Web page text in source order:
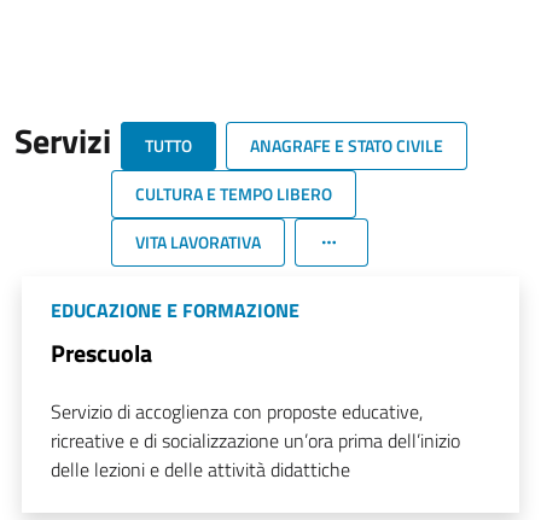
Servizi TUTTO
ANAGRAFE E STATO CIVILE
CULTURA E TEMPO LIBERO
VITA LAVORATIVA
EDUCAZIONE E FORMAZIONE
Prescuola
Servizio di accoglienza con proposte educative,
ricreative e di socializzazione un’ora prima dell’inizio
delle lezioni e delle attività didattiche